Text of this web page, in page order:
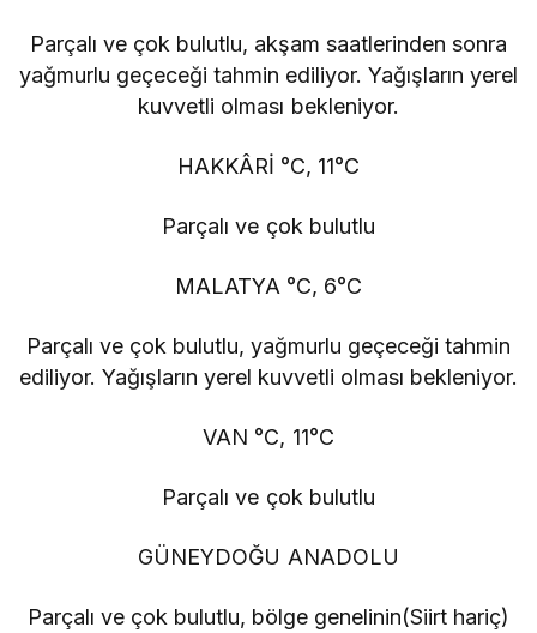
Parçalı ve çok bulutlu, akşam saatlerinden sonra
yağmurlu geçeceği tahmin ediliyor. Yağışların yerel
kuvvetli olması bekleniyor.
HAKKÂRİ °C, 11°C
Parçalı ve çok bulutlu
MALATYA °C, 6°C
Parçalı ve çok bulutlu, yağmurlu geçeceği tahmin
ediliyor. Yağışların yerel kuvvetli olması bekleniyor.
VAN °C, 11°C
Parçalı ve çok bulutlu
GÜNEYDOĞU ANADOLU
Parçalı ve çok bulutlu, bölge genelinin(Siirt hariç)